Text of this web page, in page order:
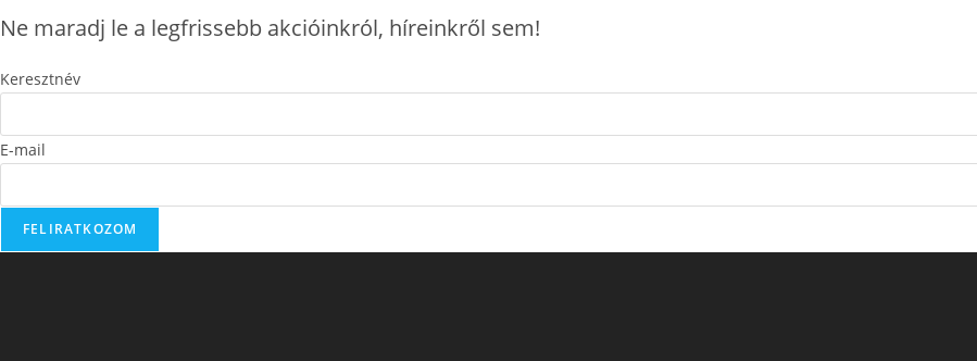
Ne maradj le a legfrissebb akcióinkról, híreinkről sem!
Keresztnév
E-mail
FELIRATKOZOM